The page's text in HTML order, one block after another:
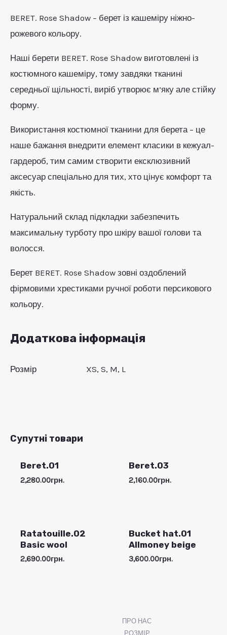
BERET. Rose Shadow – берет із кашеміру ніжно-
рожевого кольору.
Наші берети BERET. Rose Shadow виготовлені із
костюмного кашеміру, тому завдяки тканині
середньої щільності, виріб утворює м’яку але стійку
форму.
Використання костюмної тканини для берета – це
наше бажання внедрити елемент класики в кежуал-
гардероб, тим самим створити ексклюзивний
аксесуар спеціально для тих, хто цінує комфорт та
якість.
Натуральний склад підкладки забезпечить
максимальну турботу про шкіру вашої голови та
волосся.
Берет BERET. Rose Shadow зовні оздоблений
фірмовими хрестиками ручної роботи персикового
кольору.
Додаткова інформація
Розмір XS, S, M, L
Супутні товари
Beret.01
2,280.00грн.
Beret.03
2,160.00грн.
Ratatouille.02
Basic wool
2,690.00грн.
Bucket hat.01
Allmoney beige
3,600.00грн.
ПРО НАС
РОЗМІР